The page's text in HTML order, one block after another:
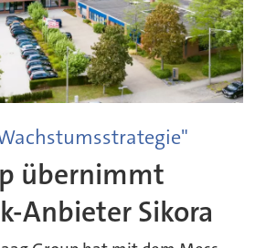
übernimmt
Anbieter Sikora